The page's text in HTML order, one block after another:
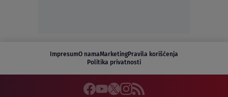
ImpresumO namaMarketingPravila korišćenja
Politika privatnosti